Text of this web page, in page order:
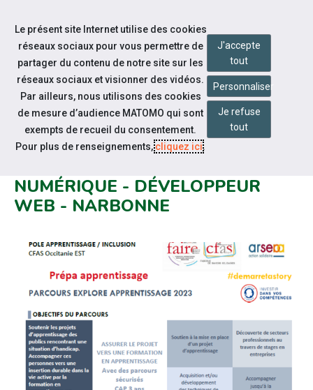
Aller au contenu
Notre actualité
OUVERTURE DE LA PROCHAINE
NUMÉRIQUE - DÉVELOPPEUR
WEB - NARBONNE
Le présent site Internet utilise des cookies
réseaux sociaux pour vous permettre de
partager du contenu de notre site sur les
réseaux sociaux et visionner des vidéos.
Par ailleurs, nous utilisons des cookies
de mesure d’audience MATOMO qui sont
exempts de recueil du consentement.
Pour plus de renseignements,cliquez ici.
J'accepte
tout
Personnaliser
Je refuse
tout